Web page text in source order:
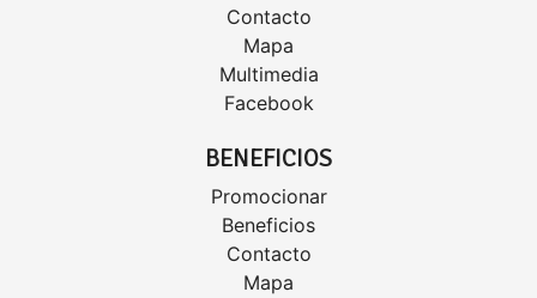
Contacto
Mapa
Multimedia
Facebook
BENEFICIOS
Promocionar
Beneficios
Contacto
Mapa